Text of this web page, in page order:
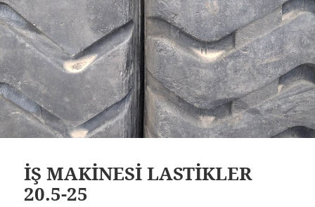
İŞ MAKİNESİ LASTİKLER
20.5-25